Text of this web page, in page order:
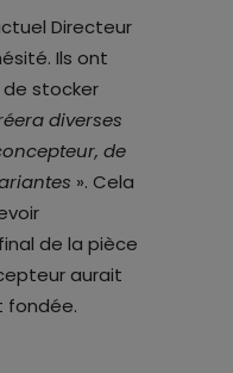
Directeur
Ils ont
stocker
diverses
de
». Cela
de la pièce
aurait
fondée.